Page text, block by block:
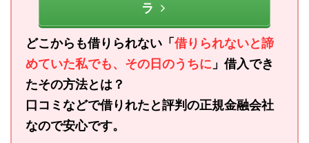
ラ
どこからも借りられない「 借りられないと諦
めていた私でも、その日のうちに 」借入でき
たその方法とは？
口コミなどで借りれたと評判の正規金融会社
なので安心です。